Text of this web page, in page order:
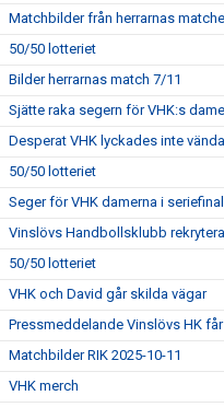
Matchbilder från herrarnas
50/50 lotteriet
Bilder herrarnas match 7/11
Sjätte raka segern för VHK:s
Desperat VHK lyckades inte
50/50 lotteriet
Seger för VHK damerna i
Vinslövs Handbollsklubb
50/50 lotteriet
VHK och David går skilda vägar
Pressmeddelande Vinslövs HK
Matchbilder RIK 2025-10-11
VHK merch